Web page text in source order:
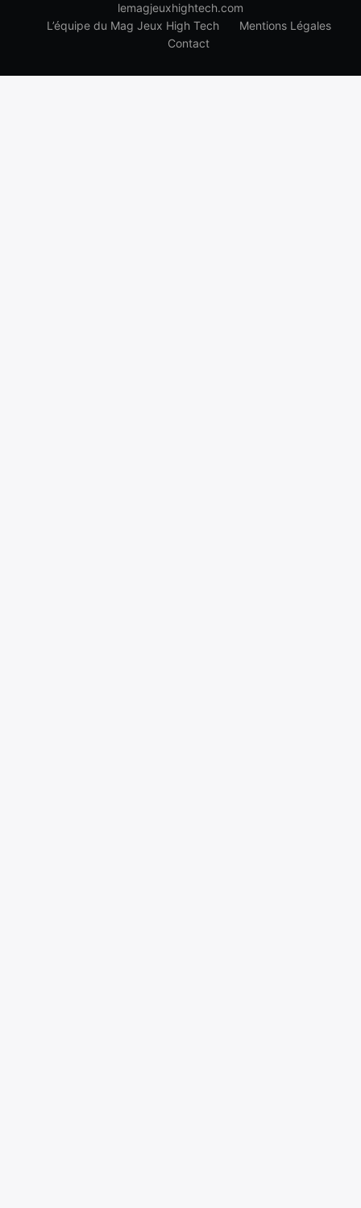
lemagjeuxhightech.com
L’équipe du Mag Jeux High Tech
Mentions Légales
Contact